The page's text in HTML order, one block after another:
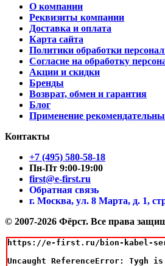
О компании
Реквизиты компании
Доставка и оплата
Карта сайта
Политики обработки
Согласие на обработку
Акции и скидки
Бренды
Возврат, обмен и гарантия
Блог
Применение
Контакты
+7 (495) 580-58-18
Пн-Пт 9:00-19:00
first@e-first.ru
Обратная связь
г. Москва, ул. 8 Марта, д. 1,
© 2007-2026 Фёрст. Все права
https://e-first.ru/bion-kabel-
Uncaught ReferenceError: Tygh